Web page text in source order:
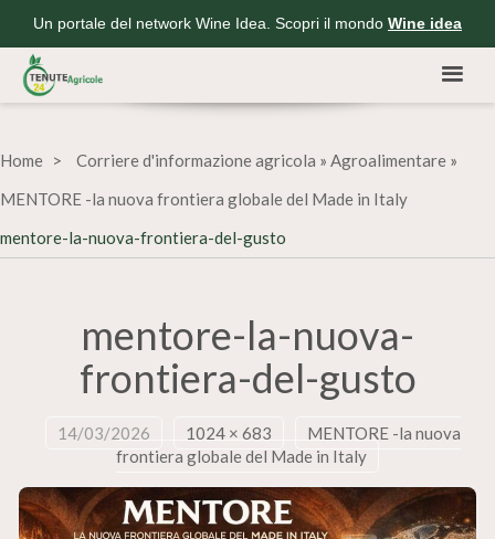
Un portale del network Wine Idea. Scopri il mondo Wine idea
Home Corriere d'informazione agricola » Agroalimentare »
MENTORE -la nuova frontiera globale del Made in Italy
mentore-la-nuova-frontiera-del-gusto
mentore-la-nuova-
frontiera-del-gusto
14/03/2026 1024 × 683
MENTORE -la nuova
frontiera globale del Made in Italy